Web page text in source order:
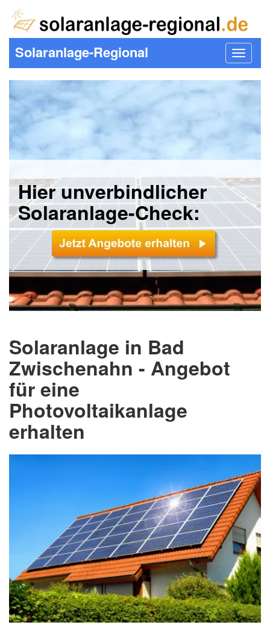
Toggle
Solaranlage-Regional
Hier unverbindlicher
Solaranlage-Check:
Solaranlage in Bad
Zwischenahn - Angebot
für eine
Photovoltaikanlage
erhalten